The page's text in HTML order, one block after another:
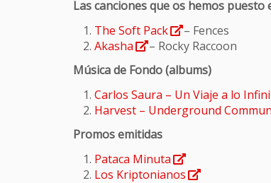
Las canciones que os hemos puesto
The Soft Pack
– Fences
Akasha
– Rocky Raccoon
Música de Fondo (albums)
Carlos Saura – Un Viaje a lo
Harvest – Underground
Promos emitidas
Pataca Minuta
Los Kriptonianos